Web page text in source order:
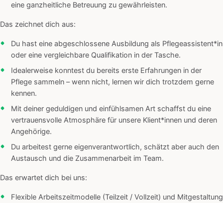
eine ganzheitliche Betreuung zu gewährleisten.
Das zeichnet dich aus:
Du hast eine abgeschlossene Ausbildung als Pflegeassistent*in
oder eine vergleichbare Qualifikation in der Tasche.
Idealerweise konntest du bereits erste Erfahrungen in der
Pflege sammeln – wenn nicht, lernen wir dich trotzdem gerne
kennen.
Mit deiner geduldigen und einfühlsamen Art schaffst du eine
vertrauensvolle Atmosphäre für unsere Klient*innen und deren
Angehörige.
Du arbeitest gerne eigenverantwortlich, schätzt aber auch den
Austausch und die Zusammenarbeit im Team.
Das erwartet dich bei uns:
Flexible Arbeitszeitmodelle (Teilzeit / Vollzeit) und Mitgestaltung